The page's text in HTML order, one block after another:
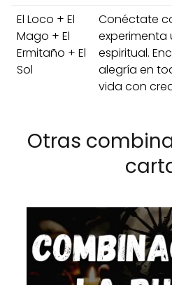
El Loco + El
Mago + El
Ermitaño + El
Sol
Conéctate
experimenta
espiritual.
alegría en
vida con
Otras